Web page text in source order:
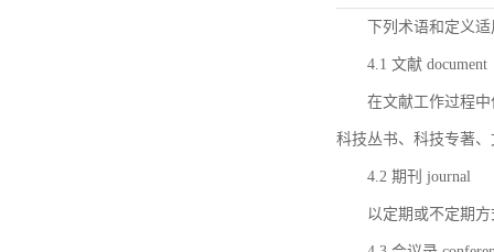
下列术语和定义
4.1 文献 document
在文献工作过程
科技丛书、科技专著
4.2 期刊 journal
以定期或不定期